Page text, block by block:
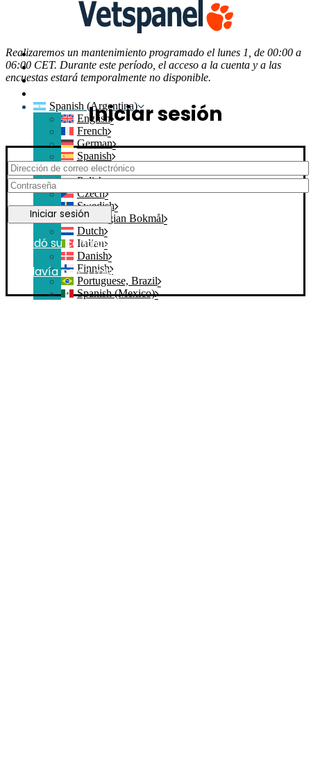
Inicio
Contacte con nosotros
Iniciar sesión
Spanish (Argentina)
English
French
German
Spanish
Portuguese, Portugal
Polish
Czech
Swedish
Norwegian Bokmål
Dutch
Italian
Danish
Finnish
Portuguese, Brazil
Spanish (Mexico)
Realizaremos un mantenimiento programado el lunes 1, de 00:00 a
06:00 CET. Durante este período, el acceso a la cuenta y a las
encuestas estará temporalmente no disponible.
Iniciar sesión
¿Olvidó su contraseña?
¿Todavía no es miembro? Únase